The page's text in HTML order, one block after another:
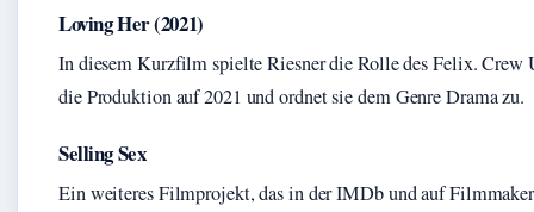
Loving Her (2021)
In diesem Kurzfilm spielte Riesner die Rolle des Felix. Crew
die Produktion auf 2021 und ordnet sie dem Genre Drama zu.
Selling Sex
Ein weiteres Filmprojekt, das in der IMDb und auf